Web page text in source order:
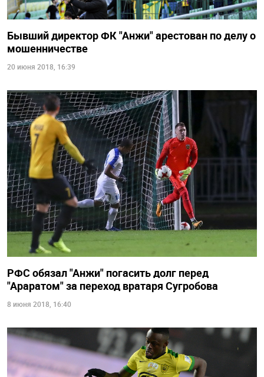
Бывший директор ФК "Анжи" арестован по делу о
мошенничестве
20 июня 2018, 16:39
РФС обязал "Анжи" погасить долг перед
"Араратом" за переход вратаря Сугробова
8 июня 2018, 16:40